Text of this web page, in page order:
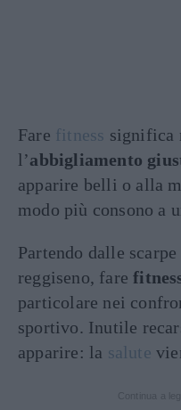
Fare fitness significa
l’abbigliamento
apparire belli o alla
modo più consono a
Partendo dalle
reggiseno, fare
particolare nei
sportivo. Inutile
apparire: la salute